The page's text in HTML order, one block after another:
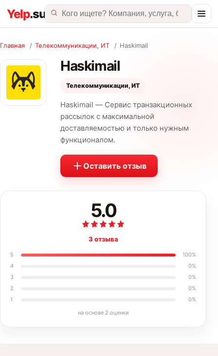
Главная / Телекоммуникации, ИТ / Haskimail
Haskimail
Телекоммуникации, ИТ
Haskimail — Сервис транзакционных
рассылок с максимальной
доставляемостью и только нужным
функционалом.
Оставить отзыв
5.0
3 отзыва
5 100%
4
0%
3
0%
2
0%
1
0%
на основе 2 оценки